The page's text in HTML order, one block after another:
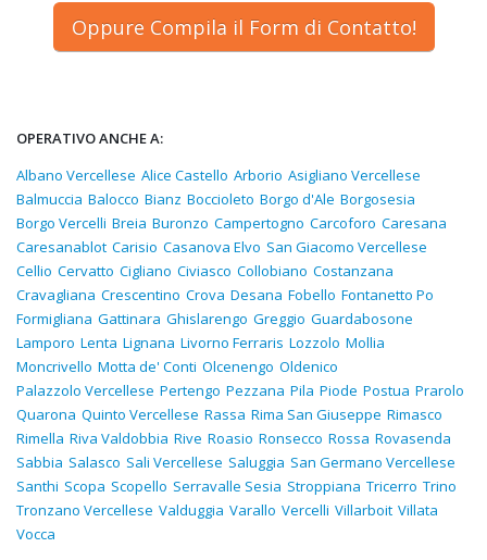
Oppure Compila il Form di Contatto!
OPERATIVO ANCHE A:
Albano Vercellese Alice Castello Arborio Asigliano Vercellese
Balmuccia Balocco Bianz Boccioleto Borgo d'Ale Borgosesia
Borgo Vercelli Breia Buronzo Campertogno Carcoforo Caresana
Caresanablot Carisio Casanova Elvo San Giacomo Vercellese
Cellio Cervatto Cigliano Civiasco Collobiano Costanzana
Cravagliana Crescentino Crova Desana Fobello Fontanetto Po
Formigliana Gattinara Ghislarengo Greggio Guardabosone
Lamporo Lenta Lignana Livorno Ferraris Lozzolo Mollia
Moncrivello Motta de' Conti Olcenengo Oldenico
Palazzolo Vercellese Pertengo Pezzana Pila Piode Postua Prarolo
Quarona Quinto Vercellese Rassa Rima San Giuseppe Rimasco
Rimella Riva Valdobbia Rive Roasio Ronsecco Rossa Rovasenda
Sabbia Salasco Sali Vercellese Saluggia San Germano Vercellese
Santhi Scopa Scopello Serravalle Sesia Stroppiana Tricerro Trino
Tronzano Vercellese Valduggia Varallo Vercelli Villarboit Villata
Vocca